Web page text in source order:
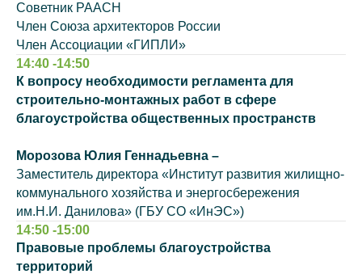
Советник РААСН
Член Союза архитекторов России
Член Ассоциации «ГИПЛИ»
14:40 -14:50
К вопросу необходимости регламента для
строительно-монтажных работ в сфере
благоустройства общественных пространств
Морозова Юлия Геннадьевна –
Заместитель директора «Институт развития жилищно-
коммунального хозяйства и энергосбережения
им.Н.И. Данилова» (ГБУ СО «ИнЭС»)
14:50 -15:00
Правовые проблемы благоустройства
территорий